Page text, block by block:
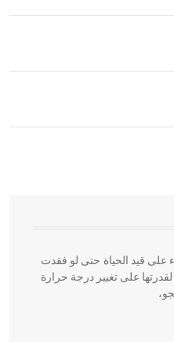
الهندسية التي ارتبطت
ومصر خاصة، حيث يحرص
في الواجهات
على قيد الحياة حتى لو فقدت
على تغيير درجة حرارة